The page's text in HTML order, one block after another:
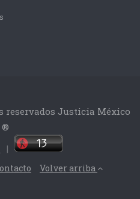
reservados Justicia México
®
|
Volver arriba